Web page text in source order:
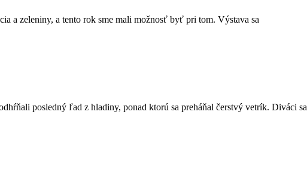
a zeleniny, a tento rok sme mali možnosť byť pri tom. Výstava sa
posledný ľad z hladiny, ponad ktorú sa preháňal čerstvý vetrík. Diváci sa